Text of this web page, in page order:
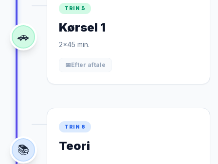
TRIN 5
Kørsel 1
2x45 min.
📅Efter aftale
🚗
TRIN 6
Teori
📚